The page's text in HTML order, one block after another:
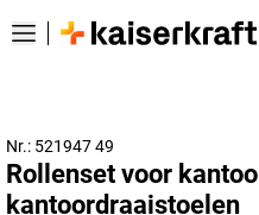
Nr.: 521947 49
Rollenset voor
kantoordraaistoelen